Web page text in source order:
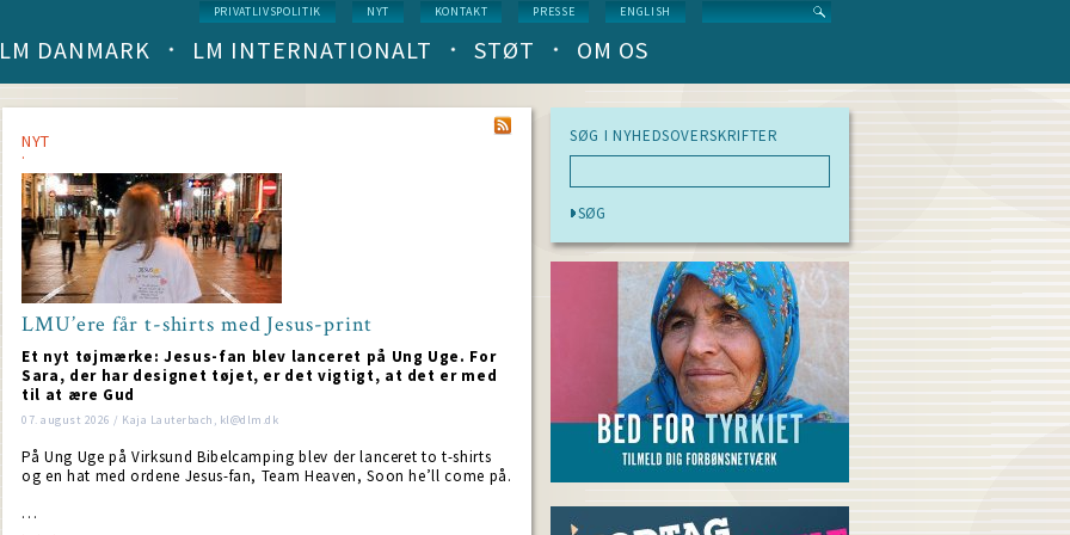
Service
menu
PRIVATLIVSPOLITIK NYT KONTAKT PRESSE ENGLISH
Main
(level
1)
LM DANMARK LM INTERNATIONALT STØT OM OS
NYT
LMU’ere får t-shirts med Jesus-print
Et nyt tøjmærke: Jesus-fan blev lanceret på Ung Uge. For
Sara, der har designet tøjet, er det vigtigt, at det er med
til at ære Gud
07. august 2026 / Kaja Lauterbach, kl@dlm.dk
På Ung Uge på Virksund Bibelcamping blev der lanceret to t-shirts
og en hat med ordene Jesus-fan, Team Heaven, Soon he’ll come på.
…
SØG I NYHEDSOVERSKRIFTER